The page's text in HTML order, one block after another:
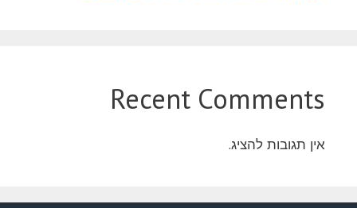
Recent Comments
אין תגובות להציג.